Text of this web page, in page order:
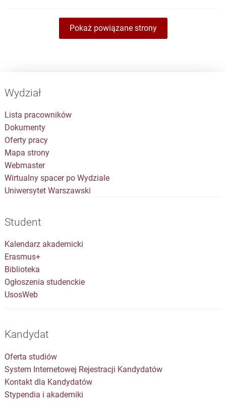
Pokaż powiązane strony
Wydział
Lista pracowników
Dokumenty
Oferty pracy
Mapa strony
Webmaster
Wirtualny spacer po Wydziale
Uniwersytet Warszawski
Student
Kalendarz akademicki
Erasmus+
Biblioteka
Ogłoszenia studenckie
UsosWeb
Kandydat
Oferta studiów
System Internetowej Rejestracji Kandydatów
Kontakt dla Kandydatów
Stypendia i akademiki